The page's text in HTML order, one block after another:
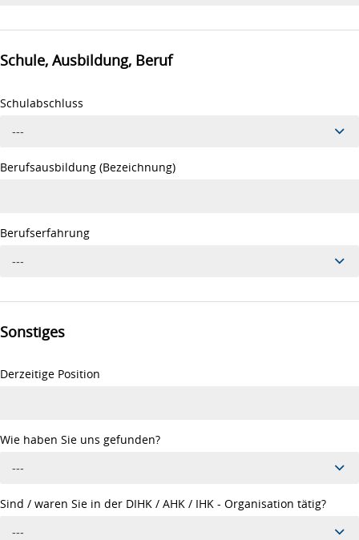
Schule, Ausbildung, Beruf
Schulabschluss
---
Berufsausbildung (Bezeichnung)
Berufserfahrung
---
Sonstiges
Derzeitige Position
Wie haben Sie uns gefunden?
---
Sind / waren Sie in der DIHK / AHK / IHK - Organisation tätig?
---